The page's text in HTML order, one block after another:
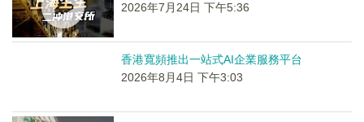
2026年7月24日 下午5:36
香港寬頻推出一站式AI企業服務平台
2026年8月4日 下午3:03